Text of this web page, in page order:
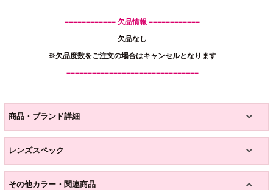
============ 欠品情報 ============
欠品なし
※欠品度数をご注文の場合はキャンセルとなります
===============================
商品・ブランド詳細
レンズスペック
その他カラー・関連商品